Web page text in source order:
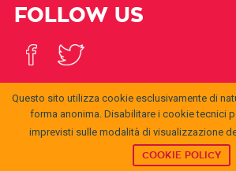
FOLLOW US
is licensed under a
Commons Attribution 4.0 International License.
Permissions beyond the scope of this license may
Questo sito utilizza cookie esclusivamente di
forma anonima. Disabilitare i cookie tecnici
imprevisti sulle modalità di visualizzazione
COOKIE POLICY